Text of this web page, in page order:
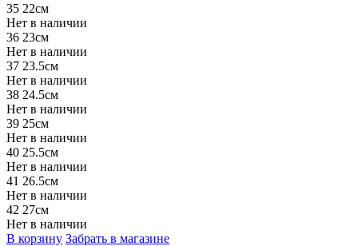
35 22см
Нет в наличии
36 23см
Нет в наличии
37 23.5см
Нет в наличии
38 24.5см
Нет в наличии
39 25см
Нет в наличии
40 25.5см
Нет в наличии
41 26.5см
Нет в наличии
42 27см
Нет в наличии
В корзину Забрать в магазине